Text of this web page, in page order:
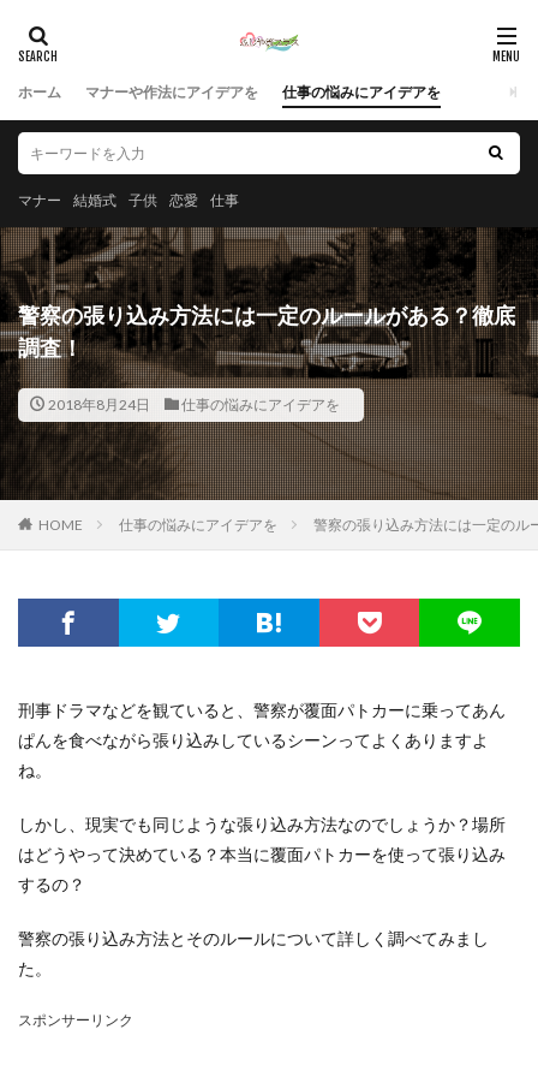
ホーム マナーや作法にアイデアを 仕事の悩みにアイデアを
マナー 結婚式 子供 恋愛 仕事
警察の張り込み方法には一定のルールがある？徹底
調査！
2018年8月24日 仕事の悩みにアイデアを
HOME 仕事の悩みにアイデアを 警察の張り込み方法には一定のル
刑事ドラマなどを観ていると、警察が覆面パトカーに乗ってあん
ぱんを食べながら張り込みしているシーンってよくありますよ
ね。
しかし、現実でも同じような張り込み方法なのでしょうか？場所
はどうやって決めている？本当に覆面パトカーを使って張り込み
するの？
警察の張り込み方法とそのルールについて詳しく調べてみまし
た。
スポンサーリンク